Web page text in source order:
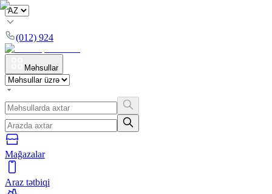
(012) 924
Məhsullar
Mağazalar
Araz tətbiqi